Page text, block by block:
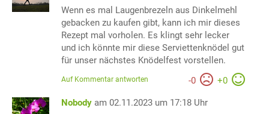
Wenn es mal Laugenbrezeln aus Dinkelmehl
gebacken zu kaufen gibt, kann ich mir dieses
Rezept mal vorholen. Es klingt sehr lecker
und ich könnte mir diese Serviettenknödel gut
für unser nächstes Knödelfest vorstellen.
-0 +0
Auf Kommentar antworten
Nobody am 02.11.2023 um 17:18 Uhr